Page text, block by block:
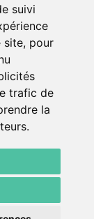
suivi
site, pour
trafic de
la